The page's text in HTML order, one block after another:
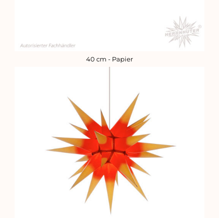
40 cm - Papier